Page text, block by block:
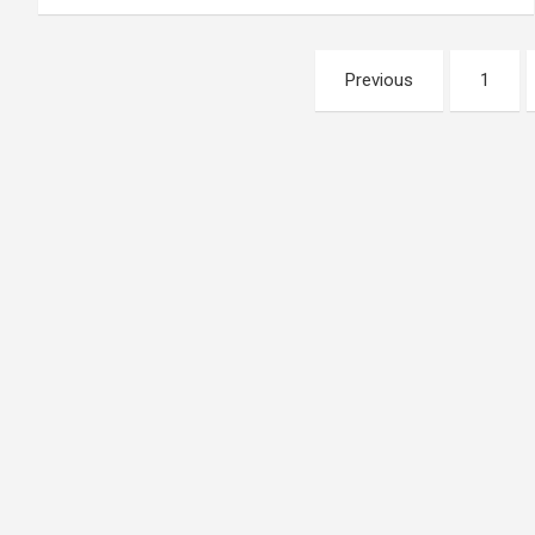
Previous 1